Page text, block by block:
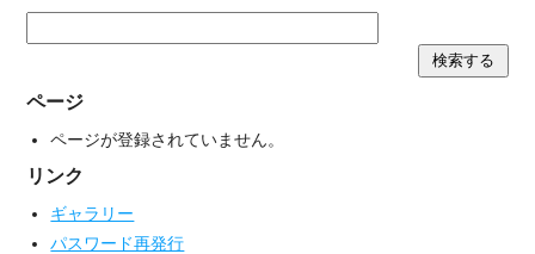
ページ
ページが登録されていません。
リンク
ギャラリー
パスワード再発行